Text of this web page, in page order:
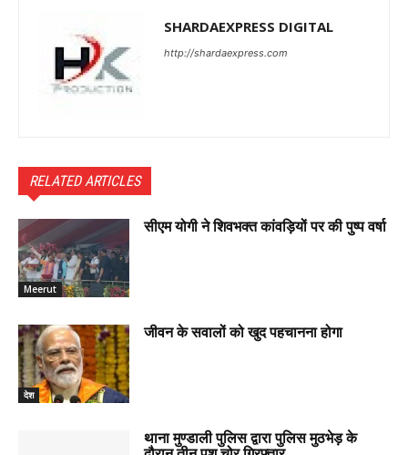
SHARDAEXPRESS DIGITAL
http://shardaexpress.com
RELATED ARTICLES
Meerut
सीएम योगी ने शिवभक्त कांवड़ियों पर की पुष्प वर्षा
देश
जीवन के सवालों को खुद पहचानना होगा
थाना मुण्डाली पुलिस द्वारा पुलिस मुठभेड़ के